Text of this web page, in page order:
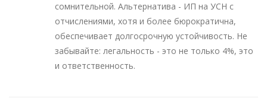
сомнительной. Альтернатива - ИП на УСН с
отчислениями, хотя и более бюрократична,
обеспечивает долгосрочную устойчивость. Не
забывайте: легальность - это не только 4%, это
и ответственность.